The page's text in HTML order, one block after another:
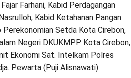
Farhani, Kabid Perdagangan
Kabid Ketahanan Pangan
Setda Kota Cirebon,
Negeri DKUKMPP Kota Cirebon,
Ekonomi Sat. Intelkam Polres
Pewarta (Puji Alisnawati).